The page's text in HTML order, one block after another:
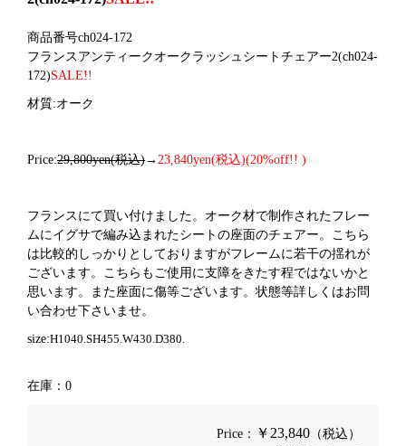
商品番号ch024-172
フランスアンティークオークラッシュシートチェアー2(ch024-
172)SALE!!
材質:オーク
Price:29,800yen(税込)→ 23,840yen(税込)(20%off!! )
フランスにて買い付けました。オーク材で制作されたフレー
ムにイグサで編み込まれたシートの座面のチェアー。こちら
は比較的しっかりとしておりますがフレームに若干の揺れが
ございます。こちらもご使用に支障をきたす程ではないかと
思います。また座面に傷等ございます。 状態等詳しくはお問
い合わせ下さいませ。
size:H1040.SH455.W430.D380.
在庫：0
Price： ￥23,840 （税込）